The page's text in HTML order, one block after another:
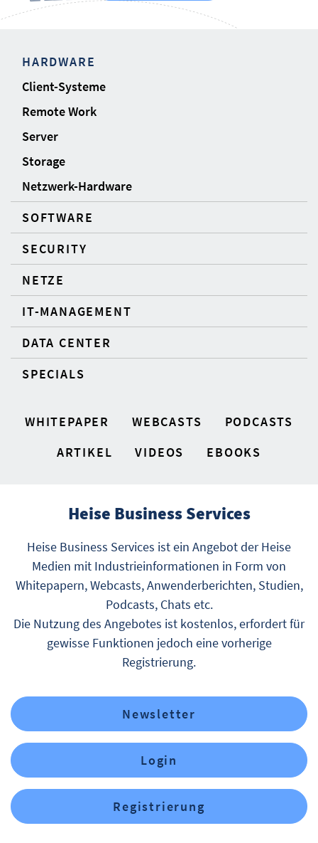
HARDWARE
Client-Systeme
Remote Work
Server
Storage
Netzwerk-Hardware
SOFTWARE
SECURITY
NETZE
IT-MANAGEMENT
DATA CENTER
SPECIALS
WHITEPAPER WEBCASTS
PODCASTS
ARTIKEL
VIDEOS EBOOKS
Heise Business Services
Heise Business Services ist ein Angebot der Heise
Medien mit Industrieinformationen in Form von
Whitepapern, Webcasts, Anwenderberichten, Studien,
Podcasts, Chats etc.
Die Nutzung des Angebotes ist kostenlos, erfordert für
gewisse Funktionen jedoch eine vorherige
Registrierung.
Newsletter
Login
Registrierung